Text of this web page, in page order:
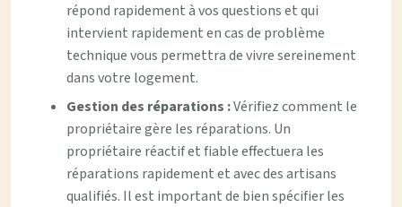
répond rapidement à vos questions et qui
intervient rapidement en cas de problème
technique vous permettra de vivre sereinement
dans votre logement.
Gestion des réparations :Vérifiez comment le
propriétaire gère les réparations. Un
propriétaire réactif et fiable effectuera les
réparations rapidement et avec des artisans
qualifiés. Il est important de bien spécifier les